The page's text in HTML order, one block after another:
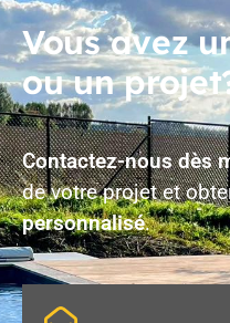
Vous avez
ou un
Contactez-nous dès
de votre projet et
personnalisé.